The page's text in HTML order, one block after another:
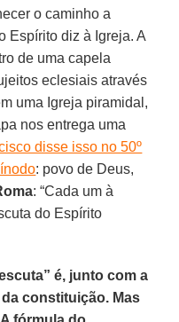
o caminho a
Espírito diz à Igreja. A
de uma capela
eclesiais através
uma Igreja piramidal,
nos entrega uma
disse isso no 50º
: povo de Deus,
: “Cada um à
do Espírito
é, junto com a
constituição. Mas